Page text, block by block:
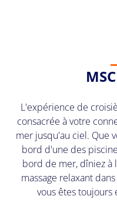
L'expérience de
consacrée à votre
mer jusqu'au ciel. Que
bord d'une des
bord de mer, dîniez à
massage relaxant
vous êtes toujours